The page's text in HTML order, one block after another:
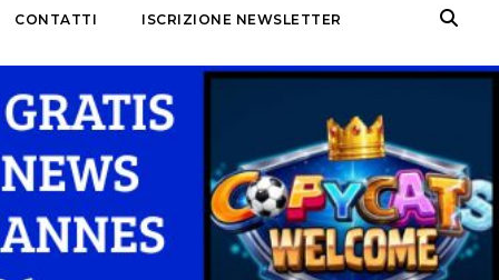
CONTATTI ISCRIZIONE NEWSLETTER